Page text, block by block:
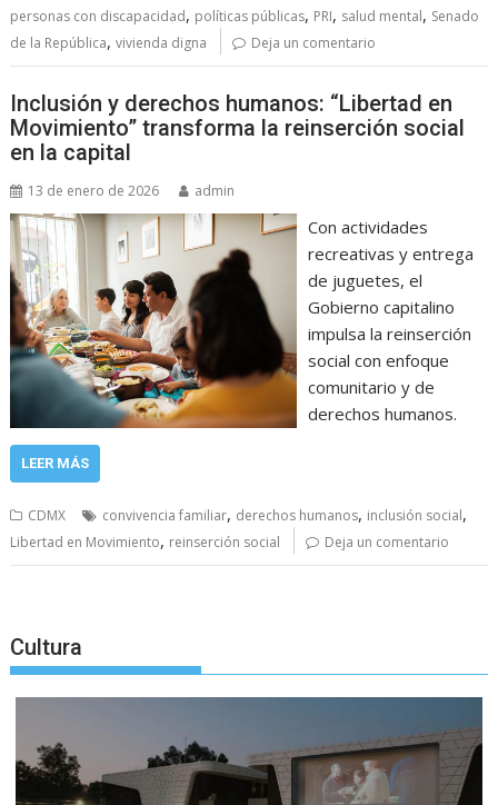
personas con discapacidad, políticas públicas, PRI, salud mental, Senado
de la República,vivienda digna Deja un comentario
Inclusión y derechos humanos: “Libertad en
Movimiento” transforma la reinserción social
en la capital
13 de enero de 2026 admin
Con actividades
recreativas y entrega
de juguetes, el
Gobierno capitalino
impulsa la reinserción
social con enfoque
comunitario y de
derechos humanos.
LEER MÁS
CDMX convivencia familiar, derechos humanos, inclusión social,
Libertad en Movimiento, reinserción social Deja un comentario
Cultura